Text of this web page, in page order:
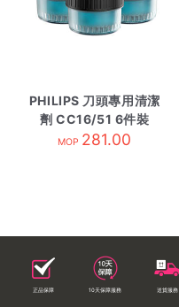
PHILIPS 刀頭專用清潔
劑 CC16/51 6件裝
MOP 281.00
正品保障 10天保障服務 送貨服務